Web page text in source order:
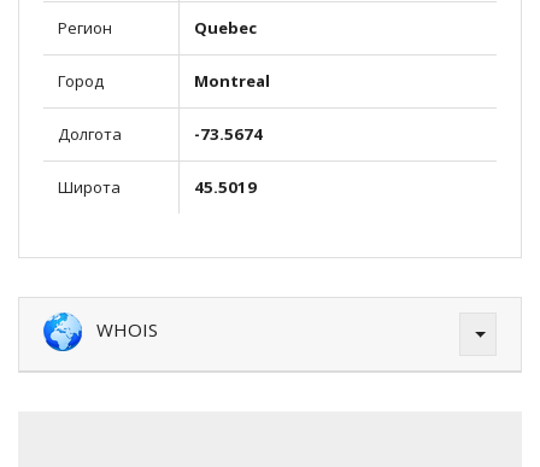
Регион Quebec
Город Montreal
Долгота -73.5674
Широта 45.5019
WHOIS